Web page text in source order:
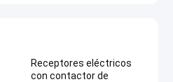
Receptores eléctricos
con contactor de